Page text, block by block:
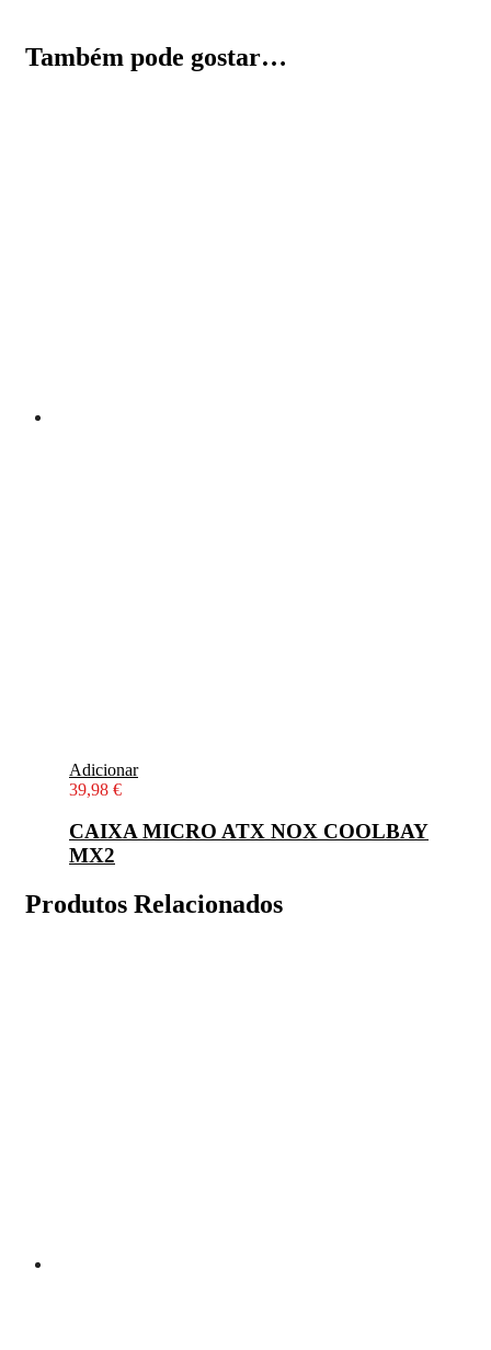
Também pode gostar…
Adicionar
39,98 €
CAIXA MICRO ATX NOX COOLBAY
MX2
Produtos Relacionados